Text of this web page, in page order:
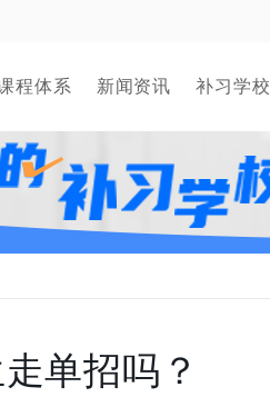
程体系 新闻资讯 补习学校
单招吗？